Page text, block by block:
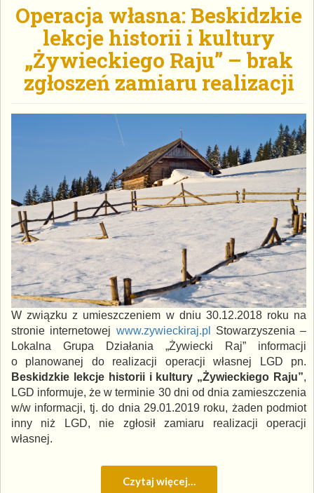
Operacja własna: Beskidzkie
lekcje historii i kultury
„Żywieckiego Raju” – brak
zgłoszeń zamiaru realizacji
W związku z umieszczeniem w dniu 30.12.2018 roku na
stronie internetowej www.zywieckiraj.pl
Stowarzyszenia –
Lokalna Grupa Działania „Żywiecki Raj” informacji
o planowanej do realizacji operacji własnej LGD pn.
Beskidzkie lekcje historii i kultury „Żywieckiego Raju”,
LGD informuje, że w terminie 30 dni od dnia zamieszczenia
w/w informacji, tj. do dnia 29.01.2019 roku, żaden podmiot
inny niż LGD, nie zgłosił zamiaru realizacji operacji
własnej.
Czytaj więcej…